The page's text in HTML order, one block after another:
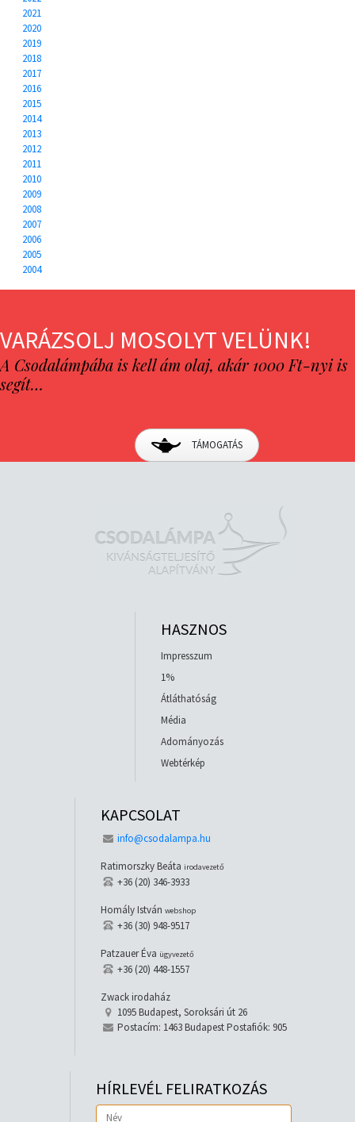
2021
2020
2019
2018
2017
2016
2015
2014
2013
2012
2011
2010
2009
2008
2007
2006
2005
2004
VARÁZSOLJ MOSOLYT VELÜNK!
A Csodalámpába is kell ám olaj, akár 1000 Ft-nyi is
segít…
TÁMOGATÁS
HASZNOS
Impresszum
1%
Átláthatóság
Média
Adományozás
Webtérkép
KAPCSOLAT
info@csodalampa.hu
Ratimorszky Beáta irodavezető
+36 (20) 346-3933
Homály István webshop
+36 (30) 948-9517
Patzauer Éva ügyvezető
+36 (20) 448-1557
Zwack irodaház
1095 Budapest, Soroksári út 26
Postacím: 1463 Budapest Postafiók: 905
HÍRLEVÉL FELIRATKOZÁS